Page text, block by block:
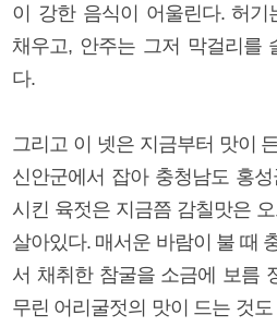
이 강한 음식이 어울린다. 허기
채우고, 안주는 그저 막걸리를
다.
그리고 이 넷은 지금부터 맛이
신안군에서 잡아 충청남도 홍
시킨 육젓은 지금쯤 감칠맛은
살아있다. 매서운 바람이 불 때
서 채취한 참굴을 소금에 보름
무린 어리굴젓의 맛이 드는 것